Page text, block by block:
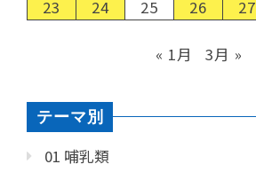
23
24 25 26 27
« 1月 3月 »
テーマ別
01 哺乳類